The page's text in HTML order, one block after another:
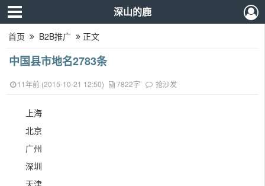
深山的鹿
首页 B2B推广 正文
中国县市地名2783条
11年前 (2015-10-21 12:50) 7822字 抢沙发
上海
北京
广州
深圳
天津